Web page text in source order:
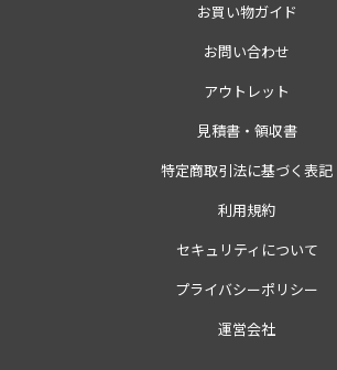
お買い物ガイド
お問い合わせ
アウトレット
見積書・領収書
特定商取引法に基づく表記
利用規約
セキュリティについて
プライバシーポリシー
運営会社